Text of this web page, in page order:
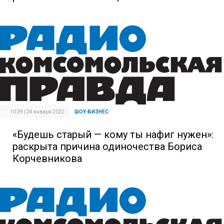
10:39 | 24 января 2022 ШОУ-БИЗНЕС
«Будешь старый — кому ты нафиг нужен»:
раскрыта причина одиночества Бориса
Корчевникова